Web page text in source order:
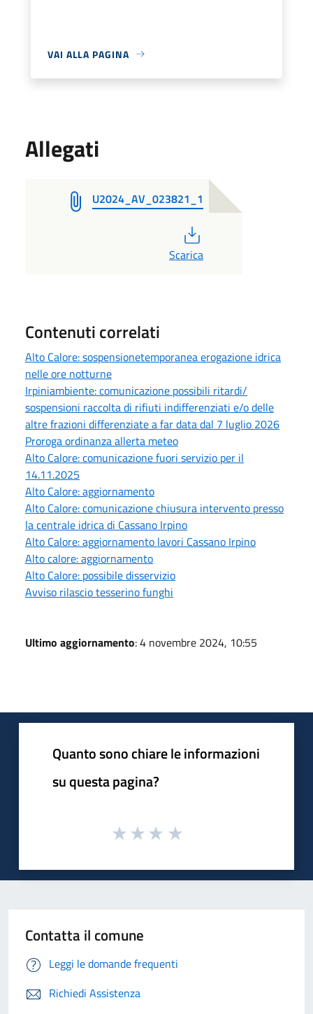
VAI ALLA PAGINA
Allegati
U2024_AV_023821_1
Scarica
Contenuti correlati
Alto Calore: sospensionetemporanea erogazione idrica
nelle ore notturne
Irpiniambiente: comunicazione possibili ritardi/
sospensioni raccolta di rifiuti indifferenziati e/o delle
altre frazioni differenziate a far data dal 7 luglio 2026
Proroga ordinanza allerta meteo
Alto Calore: comunicazione fuori servizio per il
14.11.2025
Alto Calore: aggiornamento
Alto Calore: comunicazione chiusura intervento presso
la centrale idrica di Cassano Irpino
Alto Calore: aggiornamento lavori Cassano Irpino
Alto calore: aggiornamento
Alto Calore: possibile disservizio
Avviso rilascio tesserino funghi
Ultimo aggiornamento: 4 novembre 2024, 10:55
Quanto sono chiare le informazioni
su questa pagina?
Contatta il comune
Leggi le domande frequenti
Richiedi Assistenza